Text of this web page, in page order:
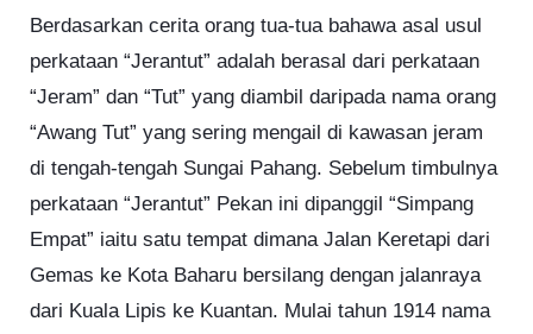
Berdasarkan cerita orang tua-tua bahawa asal usul
perkataan “Jerantut” adalah berasal dari perkataan
“Jeram” dan “Tut” yang diambil daripada nama orang
“Awang Tut” yang sering mengail di kawasan jeram
di tengah-tengah Sungai Pahang. Sebelum timbulnya
perkataan “Jerantut” Pekan ini dipanggil “Simpang
Empat” iaitu satu tempat dimana Jalan Keretapi dari
Gemas ke Kota Baharu bersilang dengan jalanraya
dari Kuala Lipis ke Kuantan. Mulai tahun 1914 nama